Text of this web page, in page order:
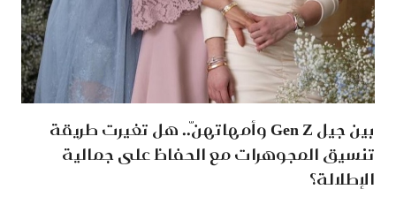
بين جيل Gen Z وأمهاتهنّ.. هل تغيرت طريقة
تنسيق المجوهرات مع الحفاظ على جمالية
الإطلالة؟